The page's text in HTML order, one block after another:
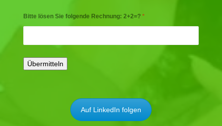
Bitte lösen Sie folgende Rechnung: 2+2=? *
Auf LinkedIn folgen